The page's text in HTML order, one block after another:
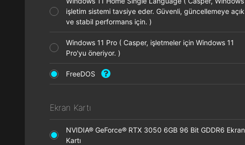
işletim sistemi tavsiye eder. Güvenli, güncellemeye açık
ve stabil performans için. )
Windows 11 Pro ( Casper, işletmeler için Windows 11
Pro'yu öneriyor. )
FreeDOS
Ekran Kartı
NVIDIA® GeForce® RTX 3050 6GB 96 Bit GDDR6 Ekran
Kartı